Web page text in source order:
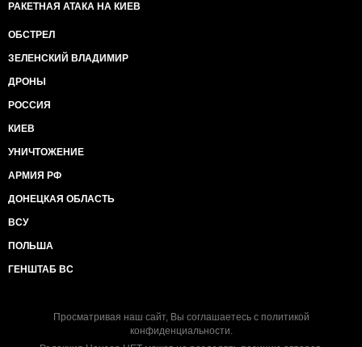
РАКЕТНАЯ АТАКА НА КИЕВ
ОБСТРЕЛ
ЗЕЛЕНСКИЙ ВЛАДИМИР
ДРОНЫ
РОССИЯ
КИЕВ
УНИЧТОЖЕНИЕ
АРМИЯ РФ
ДОНЕЦКАЯ ОБЛАСТЬ
ВСУ
ПОЛЬША
ГЕНШТАБ ВС
Просматривая наш сайт, Вы соглашаетесь с политикой
конфиденциальности.